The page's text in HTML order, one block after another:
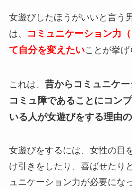
女遊びしたほうがいいと言う
は、
コミュニケーション力
て自分を変えたいことが挙げ
これは、 昔からコミュニケー
コミュ障であることにコン
いる人が女遊びをする理由
女遊びをするには、女性の目
け引きをしたり、喜ばせたり
ュニケーション力が必要にな